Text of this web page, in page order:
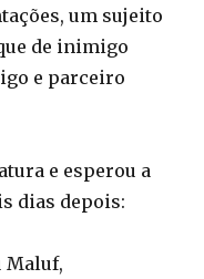
um sujeito
de inimigo
e parceiro
e esperou a
dias depois:
Maluf,